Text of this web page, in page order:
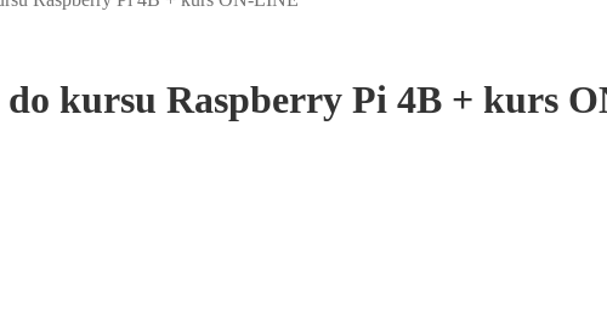
do kursu Raspberry Pi 4B + kurs